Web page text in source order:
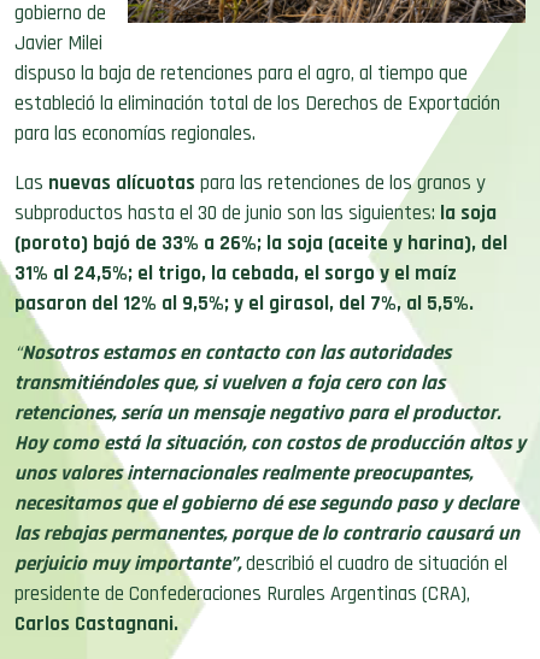
gobierno de
Javier Milei
dispuso la baja de retenciones para el agro, al tiempo que
estableció la eliminación total de los Derechos de Exportación
para las economías regionales.
Las nuevas alícuotas para las retenciones de los granos y
subproductos hasta el 30 de junio son las siguientes: la soja
(poroto) bajó de 33% a 26%; la soja (aceite y harina), del
31% al 24,5%; el trigo, la cebada, el sorgo y el maíz
pasaron del 12% al 9,5%; y el girasol, del 7%, al 5,5%.
“Nosotros estamos en contacto con las autoridades
transmitiéndoles que, si vuelven a foja cero con las
retenciones, sería un mensaje negativo para el productor.
Hoy como está la situación, con costos de producción altos y
unos valores internacionales realmente preocupantes,
necesitamos que el gobierno dé ese segundo paso y declare
las rebajas permanentes, porque de lo contrario causará un
perjuicio muy importante”,describió el cuadro de situación el
presidente de Confederaciones Rurales Argentinas (CRA),
Carlos Castagnani.